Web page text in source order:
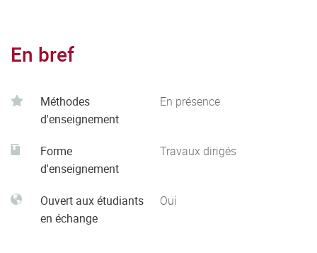
En bref
Méthodes
d'enseignement
En présence
Forme
d'enseignement
Travaux dirigés
Ouvert aux étudiants
en échange
Oui